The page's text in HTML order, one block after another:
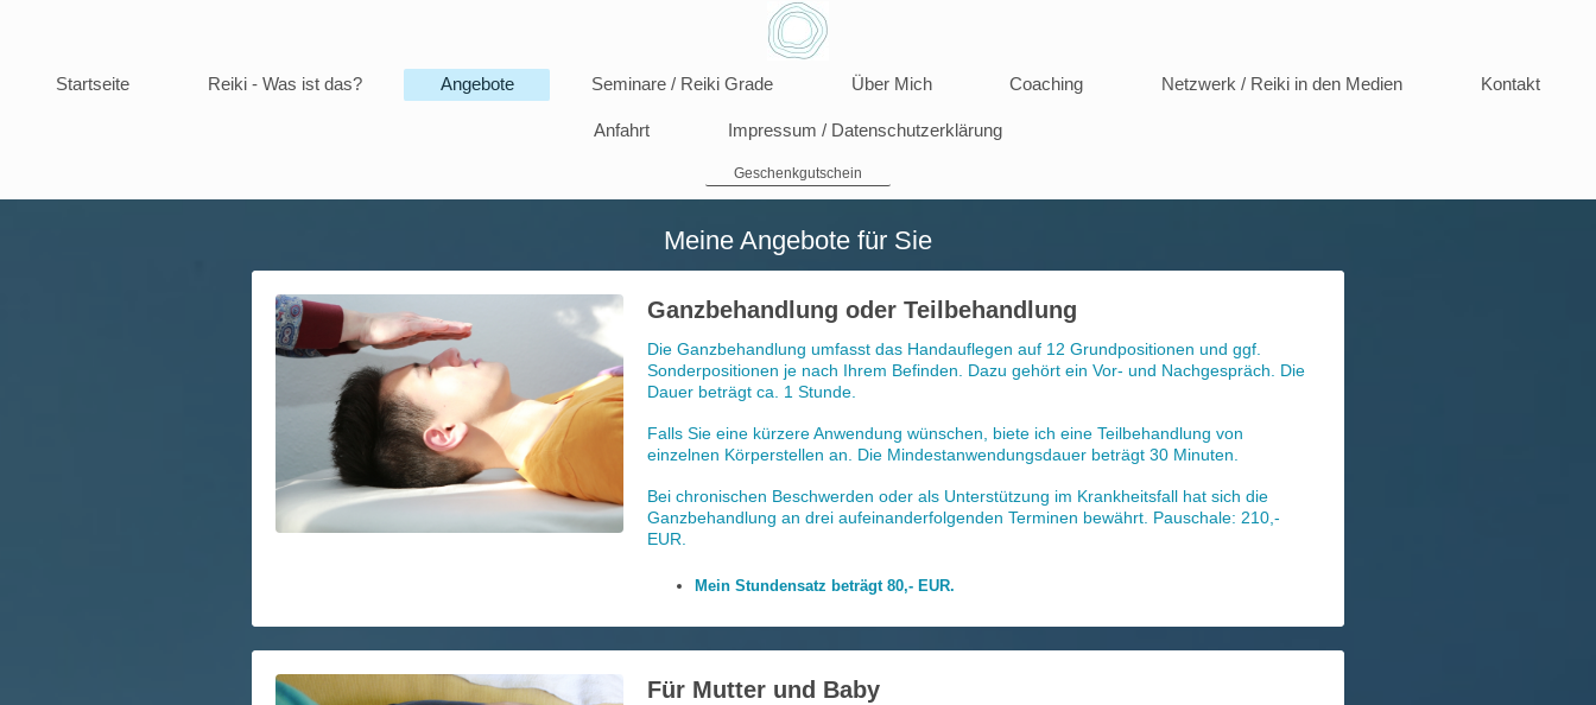
Startseite Reiki - Was ist das? Angebote Seminare / Reiki Grade Über Mich Coaching Netzwerk / Reiki in den Medien Kontakt
Anfahrt Impressum / Datenschutzerklärung
Geschenkgutschein
Meine Angebote für Sie
Ganzbehandlung oder Teilbehandlung
Die Ganzbehandlung umfasst das Handauflegen auf 12 Grundpositionen und ggf.
Sonderpositionen je nach Ihrem Befinden. Dazu gehört ein Vor- und Nachgespräch. Die
Dauer beträgt ca. 1 Stunde.
Falls Sie eine kürzere Anwendung wünschen, biete ich eine Teilbehandlung von
einzelnen Körperstellen an. Die Mindestanwendungsdauer beträgt 30 Minuten.
Bei chronischen Beschwerden oder als Unterstützung im Krankheitsfall hat sich die
Ganzbehandlung an drei aufeinanderfolgenden Terminen bewährt. Pauschale: 210,-
EUR.
Mein Stundensatz beträgt 80,- EUR.
Für Mutter und Baby